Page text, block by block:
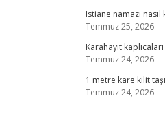
Istiane namazı nasıl
Temmuz 25, 2026
Karahayıt
Temmuz 24, 2026
1 metre kare kilit
Temmuz 24, 2026